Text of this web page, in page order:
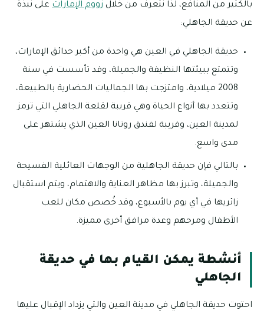
بالكثير من المنافع، لذا نتعرف من خلال زووم الإمارات على نبذة
عن حديقة الجاهلي:
حديقة الجاهلي في العين هي واحدة من أكبر حدائق الإمارات،
وتتمتع ببيئتها النظيفة والجميلة، وقد تأسست في سنة
2008 ميلادية، وامتزجت بها الجماليات الحضارية بالطبيعة،
وتتعدد بها أنواع الحياة وهي قريبة لقلعة الجاهلي التي ترمز
لمدينة العين، وقريبة لفندق روتانا العين الذي يشتهر على
مدى واسع.
بالتالي فإن حديقة الجاهلية من الوجهات العائلية الفسيحة
والجميلة، وتبرز بها مظاهر العناية والاهتمام، ويتم استقبال
زائريها في أي يوم بالأسبوع، وقد خُصص مكان للعب
الأطفال ومرحهم وعدة مرافق أخرى مميزة.
أنشطة يمكن القيام بها في حديقة
الجاهلي
احتوت حديقة الجاهلي في مدينة العين والتي يزداد الإقبال عليها